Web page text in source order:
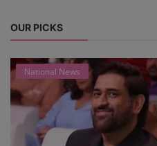
OUR PICKS
National News